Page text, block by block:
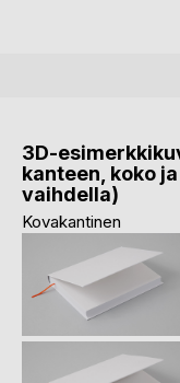
3D-
kanteen, koko
vaihdella)
Kovakantinen